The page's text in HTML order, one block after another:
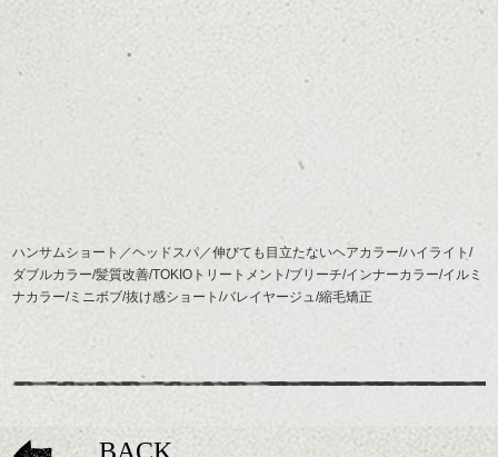
ハンサムショート／ヘッドスパ／伸びても目立たないヘアカラー/ハイライト/
ダブルカラー/髪質改善/TOKIOトリートメント/ブリーチ/インナーカラー/イルミ
ナカラー/ミニボブ/抜け感ショート/バレイヤージュ/縮毛矯正
BACK